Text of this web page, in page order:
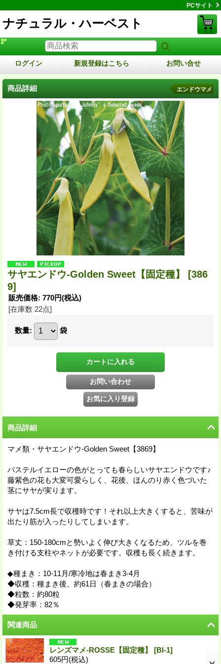
PCサイト
ナチュラル・ハーベスト
ログイン 新規登録はこちら お問い合せ
商品詳細 エンドウマメ
サヤエンドウ-Golden Sweet【固定種】
[386
9]
販売価格: 770円(税込)
[在庫数 22点]
数量: 袋
商品詳細
マメ類・サヤエンドウ-Golden Sweet【3869】
パステルイエローの色がとっても春らしいサヤエンドウです♪
藤紫色の花も大変可愛らしく、花後、ほんのり赤く色づいた
茎にサヤが実ります。
サヤは7.5cm長で収穫時です！それ以上大きくすると、苦味が
出たり筋が入ったりしてしまいます。
草丈：150-180cmと勢いよく伸び大きくなるため、ツルを巻
き付ける支柱やネットが必要です。収穫も長く続きます。
◆種まき：10-11月/寒冷地は春まき3-4月
◆収穫：種まき後、約61日（春まきの場合）
◆粒数：約80粒
◆発芽率：82％
関連商品
レンズマメ-ROSSE【固定種】 [Bl-1]
605円(税込)